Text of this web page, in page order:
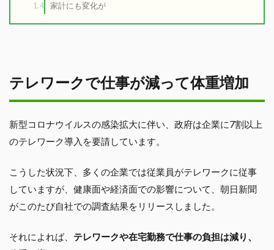
1.4 家計にも変化が
テレワークで仕事が減って体重増加
新型コロナウイルスの感染拡大に伴い、政府は企業に7割以上
のテレワーク導入を要請しています。
こうした状況下、多くの企業では従業員がテレワークに従事
していますが、健康面や経済面での影響について、朝日新聞
がこのたび自社での調査結果をリリースしました。
それによれば、 テレワークや在宅勤務で仕事の負担は減り、